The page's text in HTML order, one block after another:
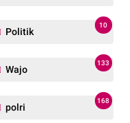
Politik
10
Wajo
133
polri
168